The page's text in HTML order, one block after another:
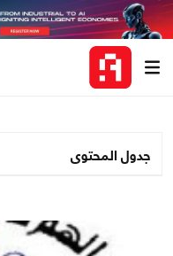
جدول المحتوى